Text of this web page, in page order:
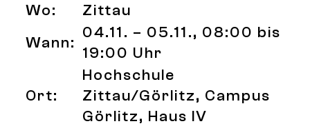
Wo:
Zittau
Wann:
04.11. – 05.11., 08:00 bis
19:00 Uhr
Ort:
Hochschule
Zittau/Görlitz, Campus
Görlitz, Haus IV